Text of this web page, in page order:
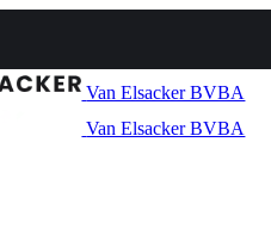
Van Elsacker BVBA
Van Elsacker BVBA